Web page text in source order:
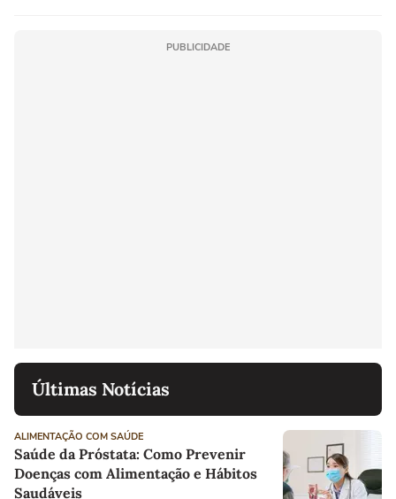
PUBLICIDADE
Últimas Notícias
ALIMENTAÇÃO COM SAÚDE
Saúde da Próstata: Como Prevenir
Doenças com Alimentação e Hábitos
Saudáveis